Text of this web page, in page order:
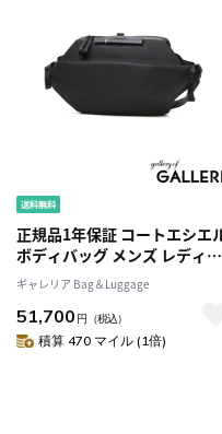
正規品1年保証 コートエシエル
ボディバッグ メンズ レディー
ス ワンショルダー Cote&Ciel
バッグ ブランド おしゃれ 軽量
軽い スリングバッグ 14.5L PC
タブレット B5 斜めがけ Isarau
ギャレリア Bag＆Luggage
51,700 円 （税込）
積算 470 マイル (1倍)